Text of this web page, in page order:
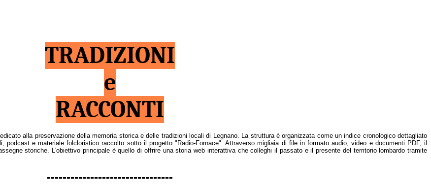
TRADIZIONI
e
RACCONTI
alla preservazione della memoria storica e delle tradizioni locali di Legnano. La struttura è organizzata come un indice cronologico dettagliato
podcast emateriale folcloristico raccolto sotto il progetto "Radio-Fornace". Attraversomigliaia di file in formato audio, video e documenti PDF, il
storiche. L'obiettivo principale è quello di offrire una storia web interattiva che colleghi il passato e il presente del territorio lombardo tramite
--------------------------------